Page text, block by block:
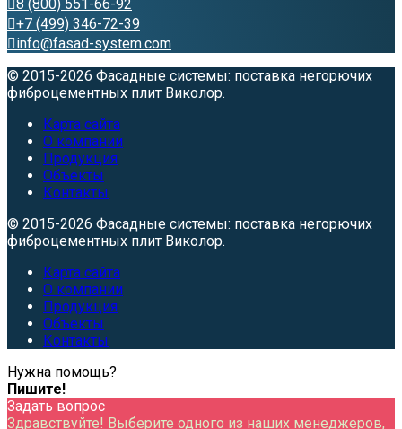
8 (800) 551-66-92
+7 (499) 346-72-39
info@fasad-system.com
© 2015-2026 Фасадные системы: поставка негорючих
фиброцементных плит Виколор.
Карта сайта
О компании
Продукция
Объекты
Контакты
© 2015-2026 Фасадные системы: поставка негорючих
фиброцементных плит Виколор.
Карта сайта
О компании
Продукция
Объекты
Контакты
Нужна помощь?
Пишите!
Задать вопрос
Здравствуйте! Выберите одного из наших менеджеров,